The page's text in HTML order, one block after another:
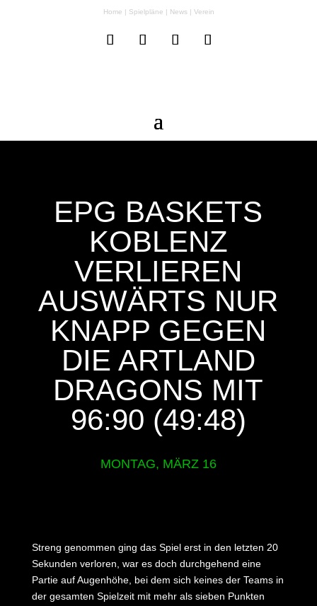
Home | Spielpläne | News| Verein
EPG BASKETS
KOBLENZ
VERLIEREN
AUSWÄRTS NUR
KNAPP GEGEN
DIE ARTLAND
DRAGONS MIT
96:90 (49:48)
MONTAG, MÄRZ 16
Streng genommen ging das Spiel erst in den letzten 20
Sekunden verloren, war es doch durchgehend eine
Partie auf Augenhöhe, bei dem sich keines der Teams in
der gesamten Spielzeit mit mehr als sieben Punkten